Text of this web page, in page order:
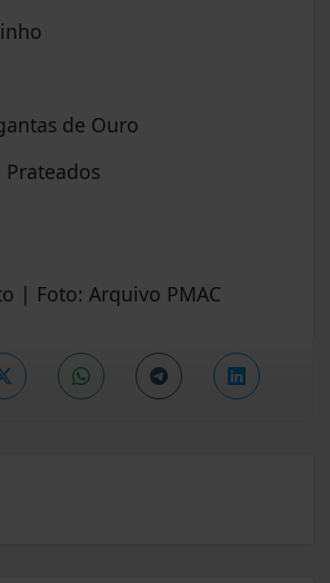
de Ouro
Prateados
| Foto: Arquivo PMAC